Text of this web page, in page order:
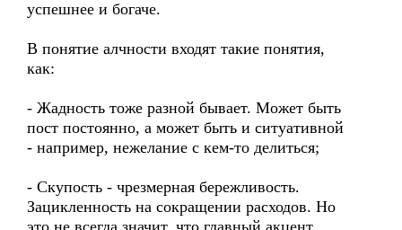
успешнее и богаче.
В понятие алчности входят такие понятия,
как:
- Жадность тоже разной бывает. Может быть
пост постоянно, а может быть и ситуативной
- например, нежелание с кем-то делиться;
- Скупость - чрезмерная бережливость.
Зацикленность на сокращении расходов. Но
это не всегда значит, что главный акцент